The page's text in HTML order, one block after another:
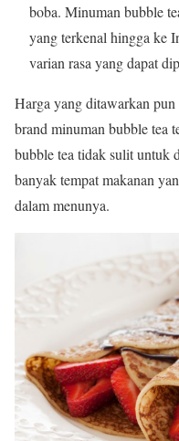
boba. Minuman bubble
yang terkenal hingga ke
varian rasa yang dapat
Harga yang ditawarkan
brand minuman bubble tea
bubble tea tidak sulit untuk
banyak tempat makanan
dalam menunya.